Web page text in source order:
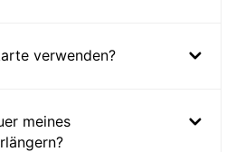
verwenden?
meines